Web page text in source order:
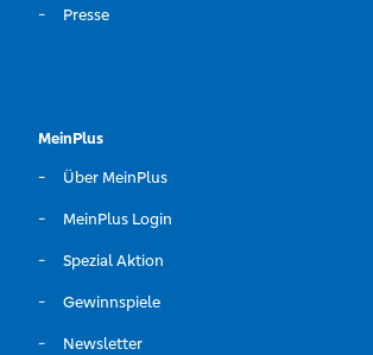
Presse
MeinPlus
Über MeinPlus
MeinPlus Login
Spezial Aktion
Gewinnspiele
Newsletter